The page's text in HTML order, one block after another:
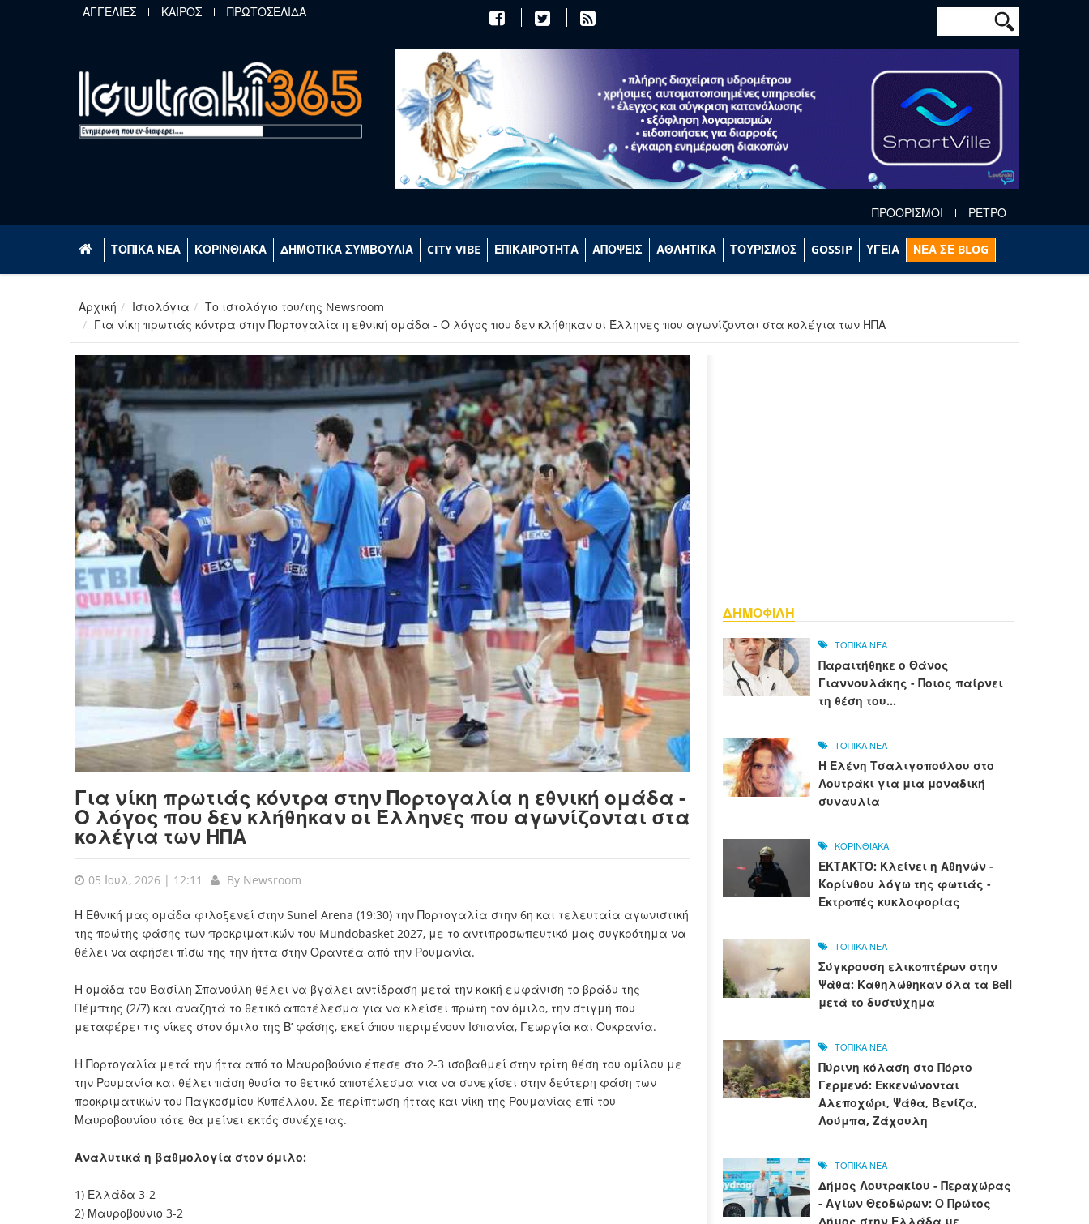
Παράκαμψη προς το κυρίως περιεχόμενο
ΑΓΓΕΛΙΕΣ ΚΑΙΡΟΣ ΠΡΩΤΟΣΕΛΙΔΑ Φόρμα
Αναζήτηση
ΠΡΟΟΡΙΣΜΟΙ ΡΕΤΡΟ
ΤΟΠΙΚΑ ΝΕΑ ΚΟΡΙΝΘΙΑΚΑ ΔΗΜΟΤΙΚΑ ΣΥΜΒΟΥΛΙΑ CITY VIBE ΕΠΙΚΑΙΡΟΤΗΤΑ ΑΠΟΨΕΙΣ ΑΘΛΗΤΙΚΑ ΤΟΥΡΙΣΜΟΣ GOSSIP ΥΓΕΙΑ ΝΕΑ ΣΕ BLOG
Αρχική Ιστολόγια
Το ιστολόγιο του/της Newsroom
Για νίκη πρωτιάς κόντρα στην Πορτογαλία η εθνική ομάδα - Ο λόγος που δεν κλήθηκαν οι Έλληνες που αγωνίζονται στα κολέγια των ΗΠΑ
Για νίκη πρωτιάς κόντρα στην Πορτογαλία η εθνική ομάδα -
Ο λόγος που δεν κλήθηκαν οι Έλληνες που αγωνίζονται στα
κολέγια των ΗΠΑ
05 Ιουλ, 2026 | 12:11 By Newsroom
Η Εθνική μας ομάδα φιλοξενεί στην Sunel Arena (19:30) την Πορτογαλία στην 6η και τελευταία αγωνιστική
της πρώτης φάσης των προκριματικών του Mundobasket 2027, με το αντιπροσωπευτικό μας συγκρότημα να
θέλει να αφήσει πίσω της την ήττα στην Οραντέα από την Ρουμανία.
Η ομάδα του Βασίλη Σπανούλη θέλει να βγάλει αντίδραση μετά την κακή εμφάνιση το βράδυ της
Πέμπτης (2/7) και αναζητά το θετικό αποτέλεσμα για να κλείσει πρώτη τον όμιλο, την στιγμή που
μεταφέρει τις νίκες στον όμιλο της Β’ φάσης, εκεί όπου περιμένουν Ισπανία, Γεωργία και Ουκρανία.
Η Πορτογαλία μετά την ήττα από το Μαυροβούνιο έπεσε στο 2-3 ισοβαθμεί στην τρίτη θέση του ομίλου με
την Ρουμανία και θέλει πάση θυσία το θετικό αποτέλεσμα για να συνεχίσει στην δεύτερη φάση των
προκριματικών του Παγκοσμίου Κυπέλλου. Σε περίπτωση ήττας και νίκη της Ρουμανίας επί του
Μαυροβουνίου τότε θα μείνει εκτός συνέχειας.
Αναλυτικά η βαθμολογία στον όμιλο:
1) Ελλάδα 3-2
2) Μαυροβούνιο 3-2
ΔΗΜΟΦΙΛΗ
ΤΟΠΙΚΑ ΝΕΑ
Παραιτήθηκε ο Θάνος
Γιαννουλάκης - Ποιος παίρνει
τη θέση του...
ΤΟΠΙΚΑ ΝΕΑ
Η Ελένη Τσαλιγοπούλου στο
Λουτράκι για μια μοναδική
συναυλία
ΚΟΡΙΝΘΙΑΚΑ
ΕΚΤΑΚΤΟ: Κλείνει η Αθηνών -
Κορίνθου λόγω της φωτιάς -
Εκτροπές κυκλοφορίας
ΤΟΠΙΚΑ ΝΕΑ
Σύγκρουση ελικοπτέρων στην
Ψάθα: Καθηλώθηκαν όλα τα Bell
μετά το δυστύχημα
ΤΟΠΙΚΑ ΝΕΑ
Πύρινη κόλαση στο Πόρτο
Γερμενό: Εκκενώνονται
Αλεποχώρι, Ψάθα, Βενίζα,
Λούμπα, Ζάχουλη
ΤΟΠΙΚΑ ΝΕΑ
Δήμος Λουτρακίου - Περαχώρας
- Αγίων Θεοδώρων: Ο Πρώτος